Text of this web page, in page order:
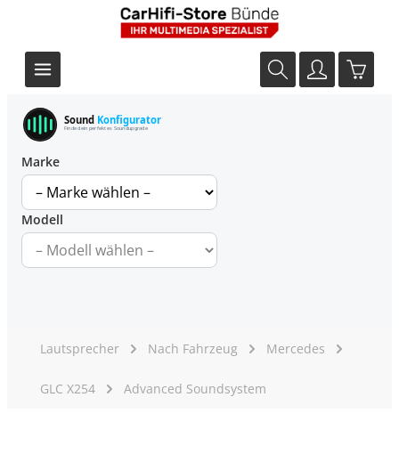
Sound Konfigurator
Finde dein perfektes Soundupgrade
Marke
Modell
Lautsprecher Nach Fahrzeug Mercedes
GLC X254 Advanced Soundsystem